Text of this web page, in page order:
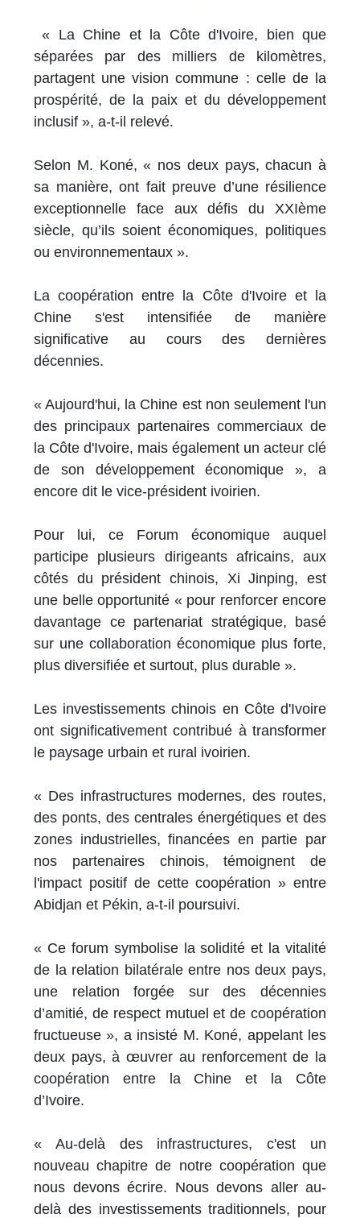
« La Chine et la Côte d'Ivoire, bien que
séparées par des milliers de kilomètres,
partagent une vision commune : celle de la
prospérité, de la paix et du développement
inclusif », a-t-il relevé.
Selon M. Koné, « nos deux pays, chacun à
sa manière, ont fait preuve d’une résilience
exceptionnelle face aux défis du XXIème
siècle, qu’ils soient économiques, politiques
ou environnementaux ».
La coopération entre la Côte d'Ivoire et la
Chine s'est intensifiée de manière
significative au cours des dernières
décennies.
« Aujourd'hui, la Chine est non seulement l'un
des principaux partenaires commerciaux de
la Côte d'Ivoire, mais également un acteur clé
de son développement économique », a
encore dit le vice-président ivoirien.
Pour lui, ce Forum économique auquel
participe plusieurs dirigeants africains, aux
côtés du président chinois, Xi Jinping, est
une belle opportunité « pour renforcer encore
davantage ce partenariat stratégique, basé
sur une collaboration économique plus forte,
plus diversifiée et surtout, plus durable ».
Les investissements chinois en Côte d'Ivoire
ont significativement contribué à transformer
le paysage urbain et rural ivoirien.
« Des infrastructures modernes, des routes,
des ponts, des centrales énergétiques et des
zones industrielles, financées en partie par
nos partenaires chinois, témoignent de
l'impact positif de cette coopération » entre
Abidjan et Pékin, a-t-il poursuivi.
« Ce forum symbolise la solidité et la vitalité
de la relation bilatérale entre nos deux pays,
une relation forgée sur des décennies
d’amitié, de respect mutuel et de coopération
fructueuse », a insisté M. Koné, appelant les
deux pays, à œuvrer au renforcement de la
coopération entre la Chine et la Côte
d’Ivoire.
« Au-delà des infrastructures, c'est un
nouveau chapitre de notre coopération que
nous devons écrire. Nous devons aller au-
delà des investissements traditionnels, pour